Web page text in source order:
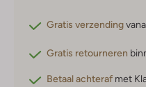
Gratis verzending
Gratis retourneren
Betaal achteraf met